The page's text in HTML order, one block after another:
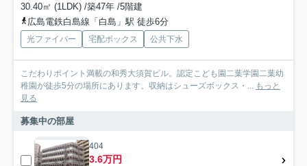
30.40㎡ (1LDK) /築47年 /5階建
広島電鉄白島線「白島」駅 徒歩6分
光ファイバー 宅配ボックス 公共下水
こだわりポイント満載の和秀大須賀ビル。認定こども園二葉学園二葉幼
稚園が徒歩5分の場所にあります。収納はシューズボックス・... もっと
見る
募集中の部屋
404
3.6万円